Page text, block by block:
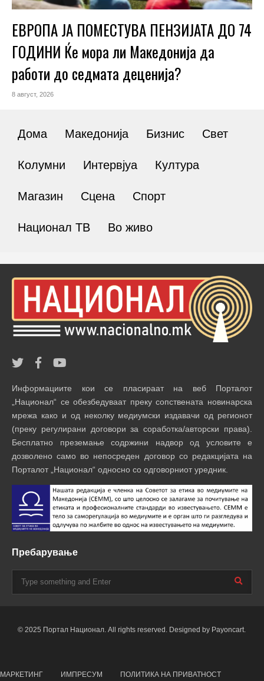
ЕВРОПА ЈА ПОМЕСТУВА ПЕНЗИЈАТА ДО 74
ГОДИНИ Ќе мора ли Македонија да
работи до седмата деценија?
8 август, 2026
Дома Македонија Бизнис Свет
Колумни Интервјуа Култура
Магазин Сцена Спорт
Национал ТВ Во живо
Информациите кои се пласираат на веб Порталот
„Национал“ се обезбедуваат преку сопствената новинарска
мрежа како и од неколку медиумски издавачи од регионот
(преку регулирани договори за соработка/авторски права).
Бесплатно преземање содржини надвор од условите е
дозволено само во непосреден договор со редакцијата на
Порталот „Национал“ односно со одговорниот уредник.
Пребарување
© 2025 Портал Национал. All rights reserved. Designed by Payoncart.
МАРКЕТИНГ ИМПРЕСУМ ПОЛИТИКА НА ПРИВАТНОСТ